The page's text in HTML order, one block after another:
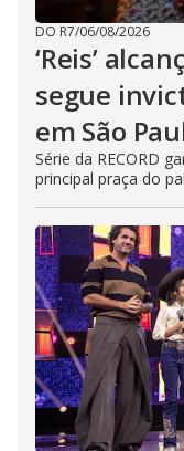
DO R7/06/08/2026
‘Reis’
segue
em São
Série da RECORD
principal praça do